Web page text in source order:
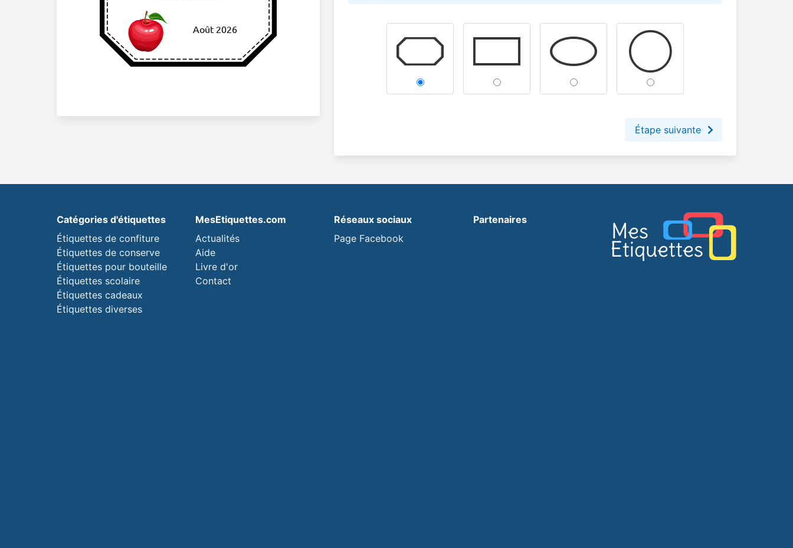
Août 2026
Étape suivante
Catégories d'étiquettes
Étiquettes de confiture
Étiquettes de conserve
Étiquettes pour bouteille
Étiquettes scolaire
Étiquettes cadeaux
Étiquettes diverses
MesEtiquettes.com
Actualités
Aide
Livre d'or
Contact
Réseaux sociaux
Page Facebook
Partenaires